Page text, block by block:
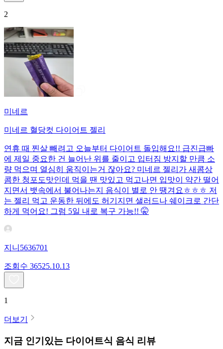
2
미네르
미네르 혈당컷 다이어트 젤리
연휴 때 찐살 빼려고 오늘부터 다이어트 돌입해요!! 급진급빠
에 제일 중요한 건 늘어난 위를 줄이고 입터짐 방지할 만큼 소
량 먹으며 열심히 움직이는거 잖아요? 미네르 젤리가 새콤상
콤한 청포도맛인데 먹을 땐 맛있고 먹고나면 입맛이 약간 떨어
지면서 뱃속에서 불어나는지 음식이 별로 안 땡겨요ㅎㅎㅎ 저
는 젤리 먹고 운동한 뒤에도 허기지면 샐러드나 쉐이크로 간단
하게 먹어요! 그럼 5일 내로 복구 가능!! 🤫
지니5636701
조회수 36525.10.13
1
더보기
지금 인기있는 다이어트식 음식 리뷰